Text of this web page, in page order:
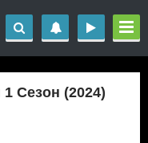
Сезон (2024)